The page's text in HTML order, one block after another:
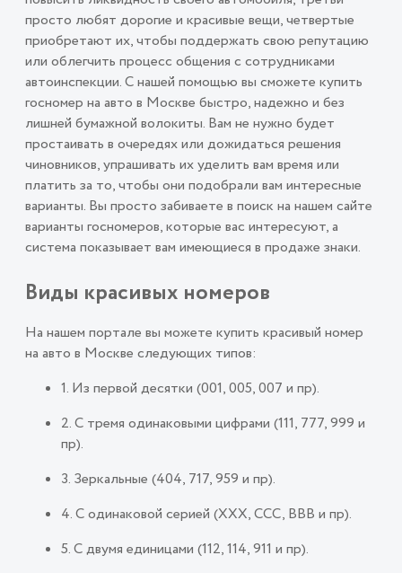
просто любят дорогие и красивые вещи, четвертые
приобретают их, чтобы поддержать свою репутацию
или облегчить процесс общения с сотрудниками
автоинспекции. С нашей помощью вы сможете купить
госномер на авто в Москве быстро, надежно и без
лишней бумажной волокиты. Вам не нужно будет
простаивать в очередях или дожидаться решения
чиновников, упрашивать их уделить вам время или
платить за то, чтобы они подобрали вам интересные
варианты. Вы просто забиваете в поиск на нашем сайте
варианты госномеров, которые вас интересуют, а
система показывает вам имеющиеся в продаже знаки.
Виды красивых номеров
На нашем портале вы можете купить красивый номер
на авто в Москве следующих типов:
1. Из первой десятки (001, 005, 007 и пр).
2. С тремя одинаковыми цифрами (111, 777, 999 и
пр).
3. Зеркальные (404, 717, 959 и пр).
4. С одинаковой серией (ХХХ, ССС, ВВВ и пр).
5. С двумя единицами (112, 114, 911 и пр).